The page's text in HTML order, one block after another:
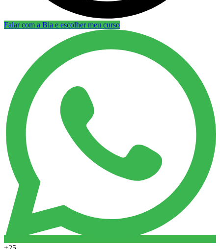
Falar com a Bia e escolher meu curso